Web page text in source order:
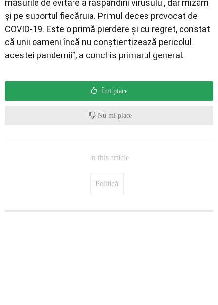
măsurile de evitare a răspândirii virusului, dar mizăm
și pe suportul fiecăruia. Primul deces provocat de
COVID-19. Este o primă pierdere și cu regret, constat
că unii oameni încă nu conștientizează pericolul
acestei pandemii”, a conchis primarul general.
Îmi place
Nu-mi place
In this article
Politică